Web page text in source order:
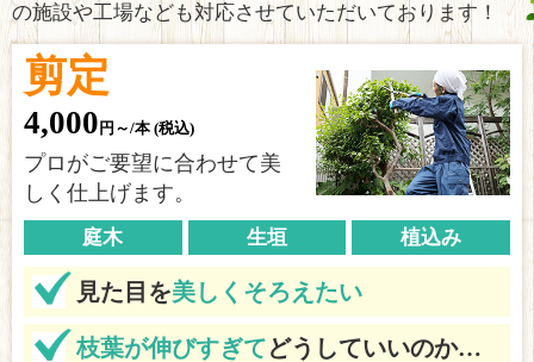
の施設や工場なども対応させていただいております！
剪定
4,000 円～/本 (税込)
プロがご要望に合わせて美
しく仕上げます。
庭木 生垣 植込み
見た目を美しくそろえたい
枝葉が伸びすぎてどうしていいのか…